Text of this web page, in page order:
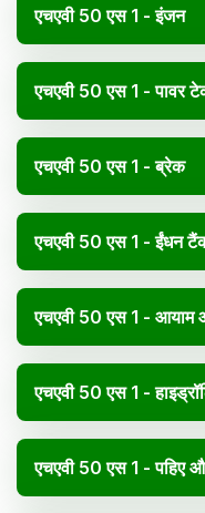
एचएवी 50 एस 1 - इंजन
एचएवी 50 एस 1 - पावर
एचएवी 50 एस 1 - ब्रेक
एचएवी 50 एस 1 - ईंधन
एचएवी 50 एस 1 - आयाम
एचएवी 50 एस 1 -
एचएवी 50 एस 1 - पहिए